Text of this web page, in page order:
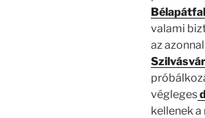
valami
az
végleges
kellenek